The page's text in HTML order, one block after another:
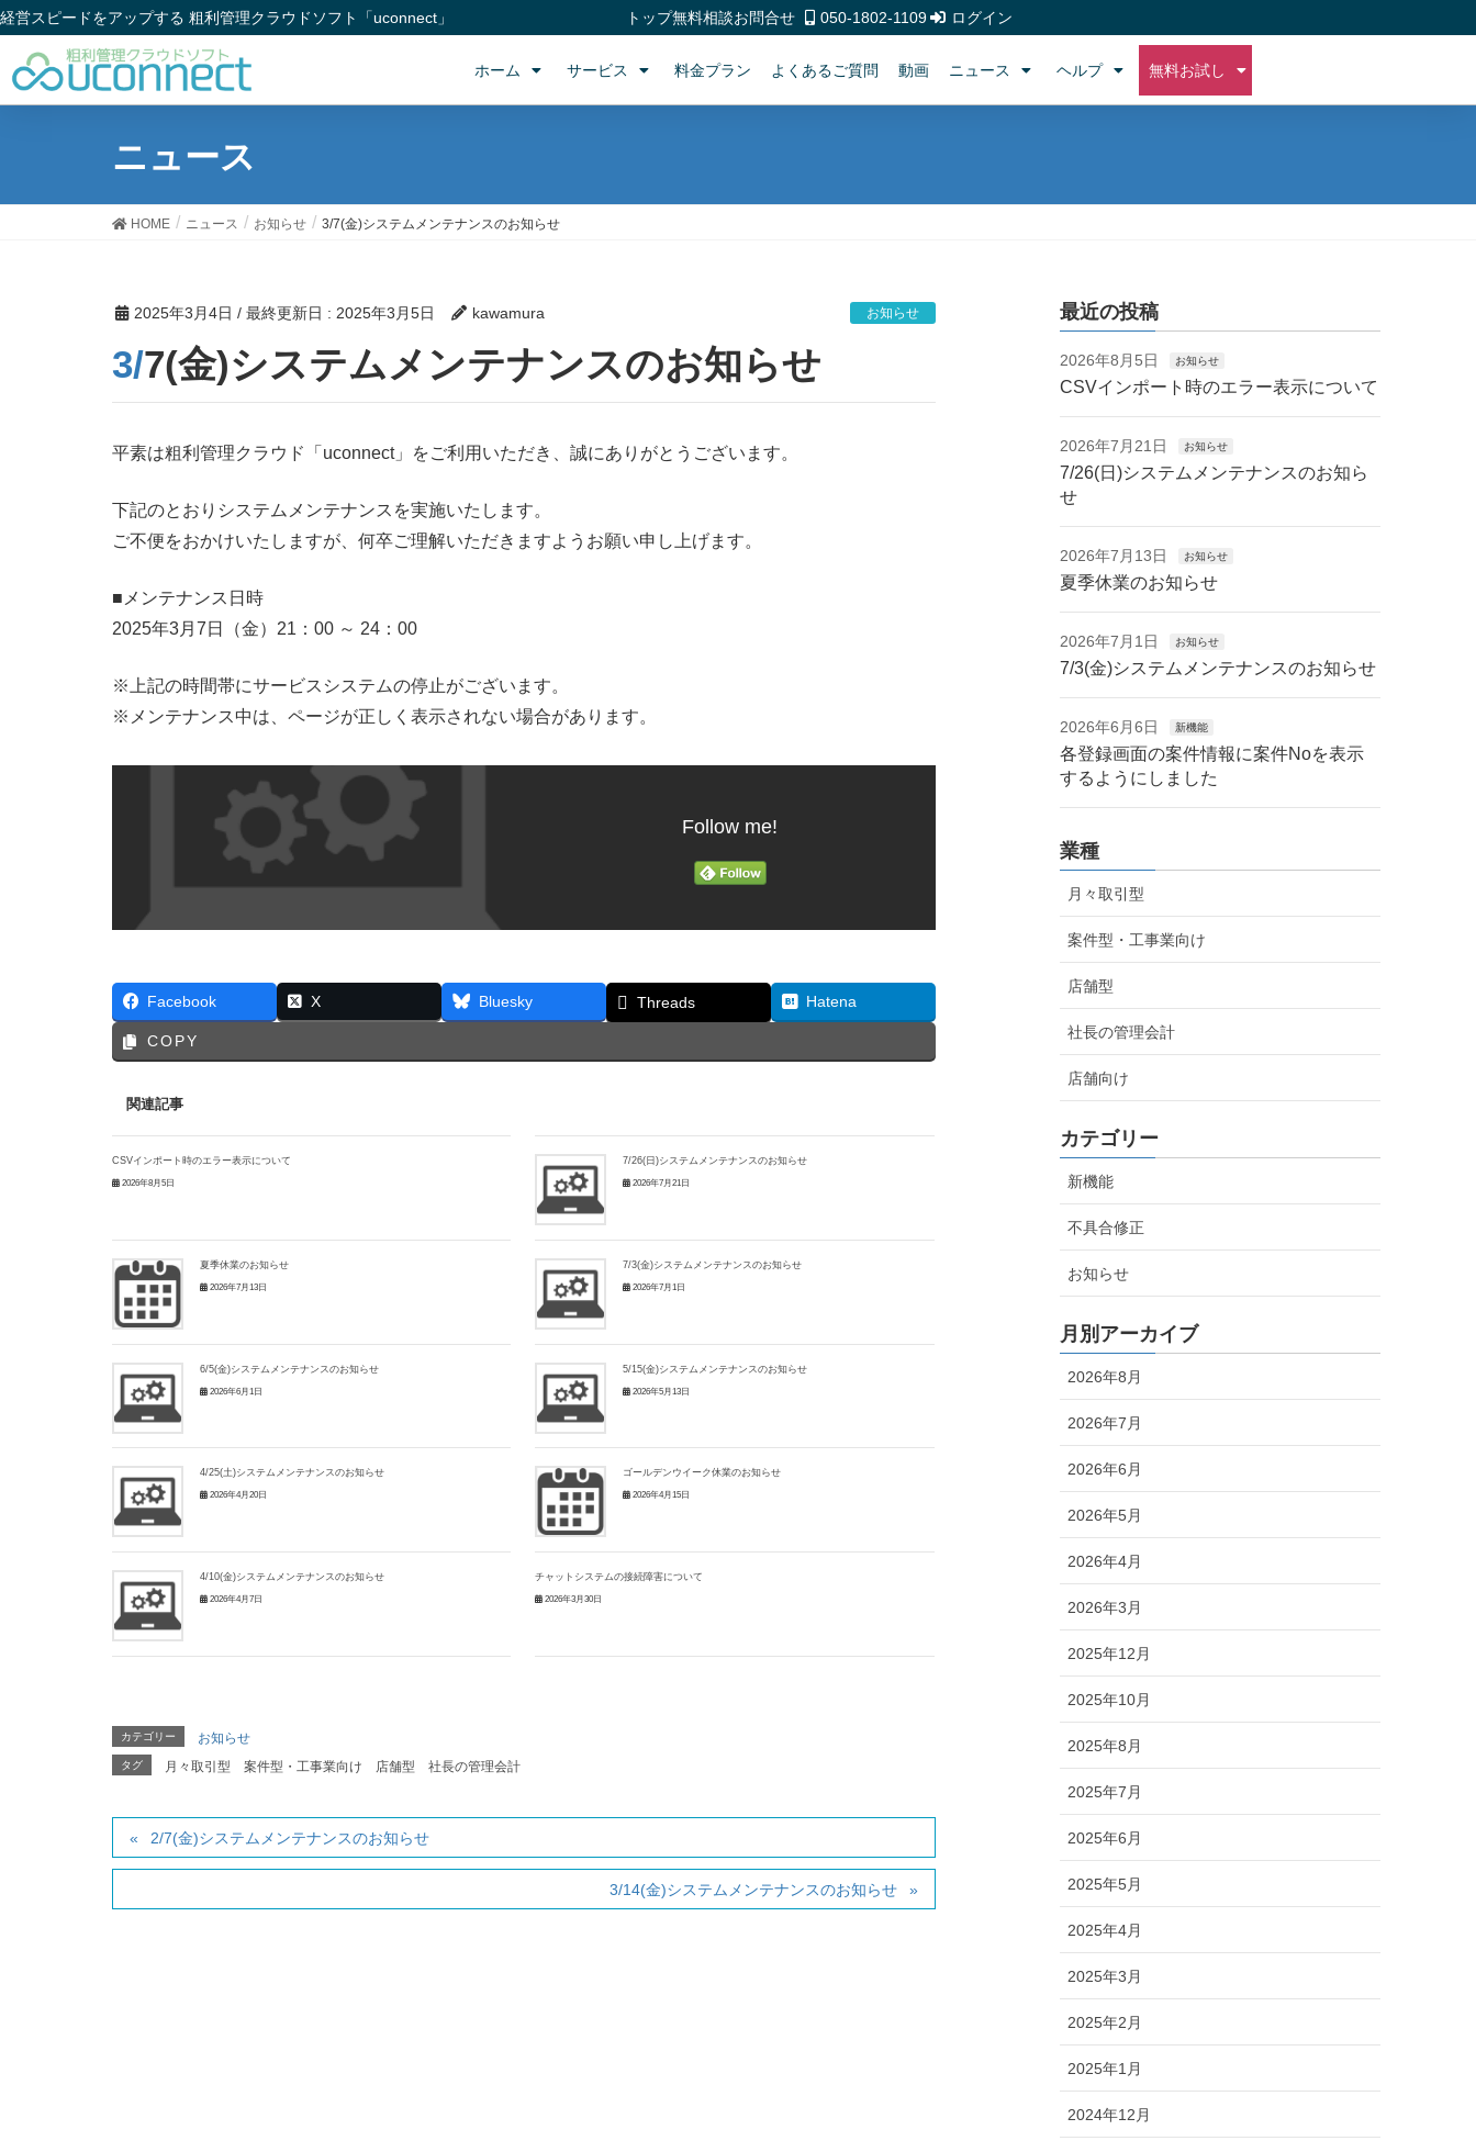
経営スピードをアップする 粗利管理クラウドソフト「uconnect」 トップ無料相談お問合せ 050-1802-1109 ログイン
ホーム サービス 料金プラン よくあるご質問 動画 ニュース ヘルプ 無料お試し
ニュース
HOME ニュース お知らせ 3/7(金)システムメンテナンスのお知らせ
2025年3月4日 / 最終更新日 : 2025年3月5日 kawamura お知らせ
3/7(金)システムメンテナンスのお知らせ
平素は粗利管理クラウド「uconnect」をご利用いただき、誠にありがとうございます。
下記のとおりシステムメンテナンスを実施いたします。
ご不便をおかけいたしますが、何卒ご理解いただきますようお願い申し上げます。
■メンテナンス日時
2025年3月7日（金）21：00 ～ 24：00
※上記の時間帯にサービスシステムの停止がございます。
※メンテナンス中は、ページが正しく表示されない場合があります。
Follow me!
Facebook X Bluesky Threads Hatena
COPY
関連記事
CSVインポート時のエラー表示について
2026年8月5日
7/26(日)システムメンテナンスのお知らせ
2026年7月21日
夏季休業のお知らせ
2026年7月13日
7/3(金)システムメンテナンスのお知らせ
2026年7月1日
6/5(金)システムメンテナンスのお知らせ
2026年6月1日
5/15(金)システムメンテナンスのお知らせ
2026年5月13日
4/25(土)システムメンテナンスのお知らせ
2026年4月20日
ゴールデンウイーク休業のお知らせ
2026年4月15日
4/10(金)システムメンテナンスのお知らせ
2026年4月7日
チャットシステムの接続障害について
2026年3月30日
カテゴリー お知らせ
タグ 月々取引型 案件型・工事業向け 店舗型 社長の管理会計
2/7(金)システムメンテナンスのお知らせ
3/14(金)システムメンテナンスのお知らせ
最近の投稿
2026年8月5日 お知らせ
CSVインポート時のエラー表示について
2026年7月21日 お知らせ
7/26(日)システムメンテナンスのお知ら
せ
2026年7月13日 お知らせ
夏季休業のお知らせ
2026年7月1日 お知らせ
7/3(金)システムメンテナンスのお知らせ
2026年6月6日 新機能
各登録画面の案件情報に案件Noを表示
するようにしました
業種
月々取引型
案件型・工事業向け
店舗型
社長の管理会計
店舗向け
カテゴリー
新機能
不具合修正
お知らせ
月別アーカイブ
2026年8月
2026年7月
2026年6月
2026年5月
2026年4月
2026年3月
2025年12月
2025年10月
2025年8月
2025年7月
2025年6月
2025年5月
2025年4月
2025年3月
2025年2月
2025年1月
2024年12月